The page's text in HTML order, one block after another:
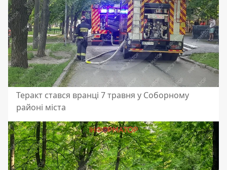
Теракт стався вранці 7 травня у Соборному
районі міста